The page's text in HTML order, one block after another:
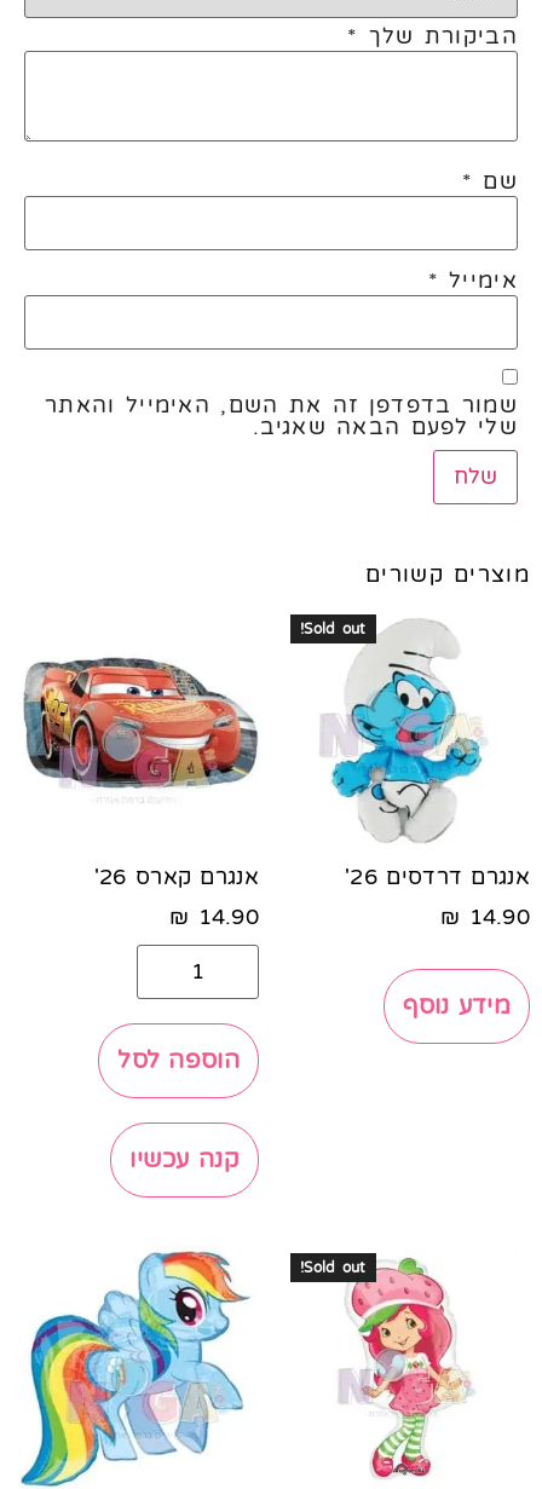
הביקורת שלך *
שם *
אימייל *
שמור בדפדפן זה את השם, האימייל והאתר
שלי לפעם הבאה שאגיב.
מוצרים קשורים
Sold out!
אנגרם דרדסים 26'
14.90
₪
מידע נוסף
אנגרם קארס 26'
14.90
₪
הוספה לסל
קנה עכשיו
Sold out!